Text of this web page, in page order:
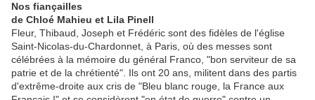
Nos fiançailles
de Chloé Mahieu et Lila Pinell
Fleur, Thibaud, Joseph et Frédéric sont des fidèles de l'église
Saint-Nicolas-du-Chardonnet, à Paris, où des messes sont
célébrées à la mémoire du général Franco, "bon serviteur de sa
patrie et de la chrétienté". Ils ont 20 ans, militent dans des partis
d'extrême-droite aux cris de "Bleu blanc rouge, la France aux